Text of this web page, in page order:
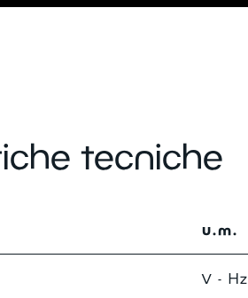
tecniche
u.m.
V - Hz